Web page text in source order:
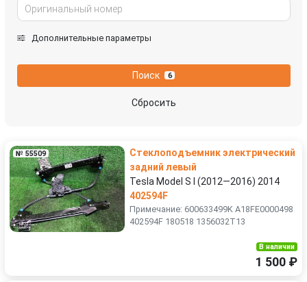
Дополнительные параметры
Поиск 6
Сбросить
№ 55509
Стеклоподъемник электрический
задний левый
Tesla Model S I (2012—2016) 2014
402594F
Примечание: 600633499K A18FE0000498
402594F 180518 1356032T13
В наличии
1 500 ₽